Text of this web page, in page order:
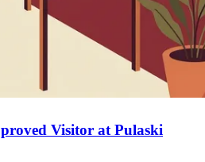
Visitor at Pulaski